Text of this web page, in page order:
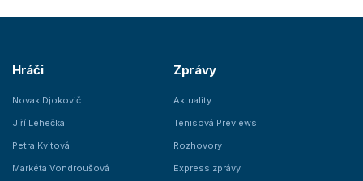
Hráči
Novak Djokovič
Jiří Lehečka
Petra Kvitová
Markéta Vondroušová
Zprávy
Aktuality
Tenisová Previews
Rozhovory
Express zprávy